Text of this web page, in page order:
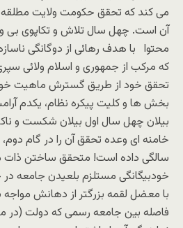
می کند که تحقق حکومت ولایت
آن است. چهل سال تلاش و تکاپوی بی
محتوا با هدف رهائی از دوگانگی
که مرکب از جمهوری و اسلام ولائی
تحقق خود از طریق گسترش ماهیت
بخش ها و کلیت پیکره نظام، یکدم
بیلان چهل سال اول بیلان شکست و
خامنه ای وعده تحقق آن را در گام
سالگی داده است! متحقق ساختن ذات
خودبیگانگی مستلزم بلعیدن جامعه
با معضل لقمه بزرگتر از دهانش
فاصله بین جامعه رسمی که دولت (در